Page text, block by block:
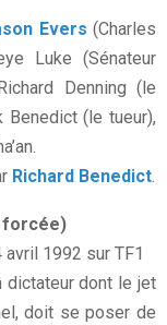
Evers (Charles
Luke (Sénateur
Denning (le
Benedict (le tueur),
Richard Benedict.
forcée)
1992 sur TF1
dictateur dont le jet
doit se poser de